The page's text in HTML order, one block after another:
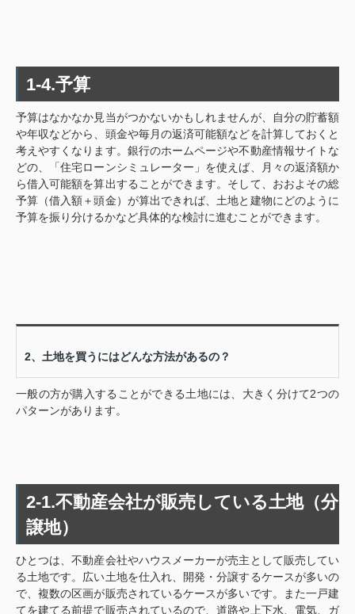
1-4.予算
予算はなかなか見当がつかないかもしれませんが、自分の貯蓄額
や年収などから、頭金や毎月の返済可能額などを計算しておくと
考えやすくなります。銀行のホームページや不動産情報サイトな
どの、「住宅ローンシミュレーター」を使えば、月々の返済額か
ら借入可能額を算出することができます。そして、おおよその総
予算（借入額＋頭金）が算出できれば、土地と建物にどのように
予算を振り分けるかなど具体的な検討に進むことができます。
2、土地を買うにはどんな方法があるの？
一般の方が購入することができる土地には、大きく分けて2つの
パターンがあります。
2-1.不動産会社が販売している土地（分
譲地）
ひとつは、不動産会社やハウスメーカーが売主として販売してい
る土地です。広い土地を仕入れ、開発・分譲するケースが多いの
で、複数の区画が販売されているケースが多いです。また一戸建
てを建てる前提で販売されているので、道路や上下水、電気、ガ